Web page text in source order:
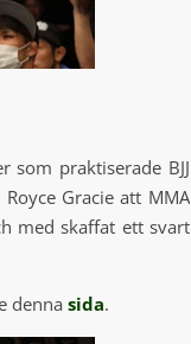
som praktiserade BJJ
Gracie att MMA
med skaffat ett svart
denna sida.